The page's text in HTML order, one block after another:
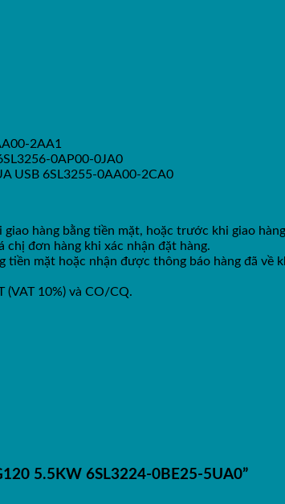
2AA1
0AP00-0JA0
USB 6SL3255-0AA00-2CA0
hàng bằng tiền mặt, hoặc trước khi giao
đơn hàng khi xác nhận đặt hàng.
mặt hoặc nhận được thông báo hàng đã về
(VAT 10%) và CO/CQ.
5.5KW 6SL3224-0BE25-5UA0”